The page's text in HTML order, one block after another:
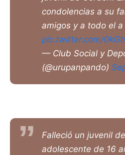
condolencias a su
amigos y a todo el
pic.twitter.com/
— Club Social y
(@urupanpando)
Falleció un juvenil
adolescente de 16